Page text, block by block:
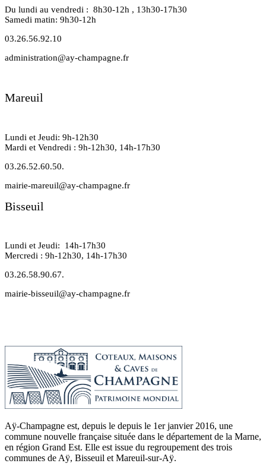
Du lundi au vendredi : 8h30-12h , 13h30-17h30
Samedi matin: 9h30-12h
03.26.56.92.10
administration@ay-champagne.fr
Mareuil
Lundi et Jeudi: 9h-12h30
Mardi et Vendredi : 9h-12h30, 14h-17h30
03.26.52.60.50.
mairie-mareuil@ay-champagne.fr
Bisseuil
Lundi et Jeudi: 14h-17h30
Mercredi : 9h-12h30, 14h-17h30
03.26.58.90.67.
mairie-bisseuil@ay-champagne.fr
Aÿ-Champagne est, depuis le depuis le 1er janvier 2016, une
commune nouvelle française située dans le département de la Marne,
en région Grand Est. Elle est issue du regroupement des trois
communes de Aÿ, Bisseuil et Mareuil-sur-Aÿ.